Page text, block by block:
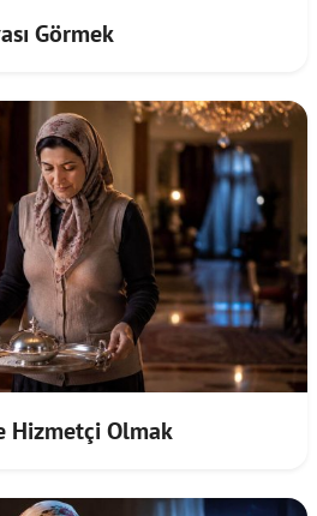
Görmek
Hizmetçi Olmak